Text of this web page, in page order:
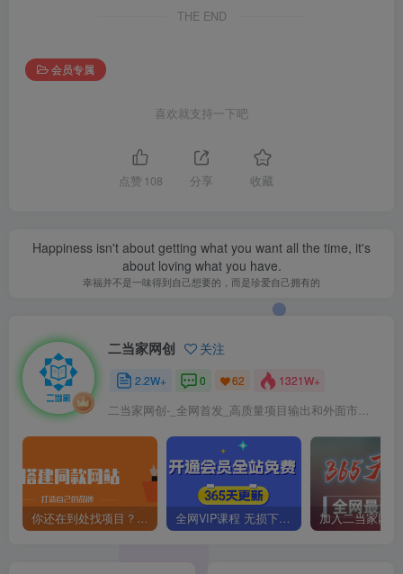
THE END
会员专属
喜欢就支持一下吧
点赞 108 分享 收藏
Happiness isn't about getting what you want all the time, it's
about loving what you have.
幸福并不是一味得到自己想要的，而是珍爱自己拥有的
二当家网创 关注
2.2W+ 0 62 1321W+
你还在到处找项目？还在当韭菜？我靠卖项目一个月收入5万+，曾经我也是个失败者。 全网VIP课程 无损下载~